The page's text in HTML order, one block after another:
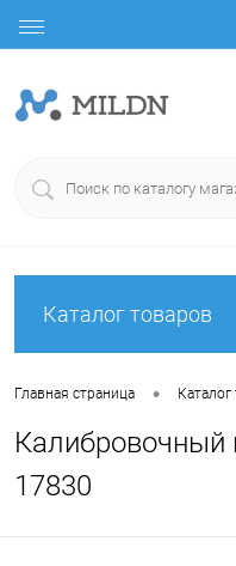
Каталог товаров
Главная страница • Каталог
17830